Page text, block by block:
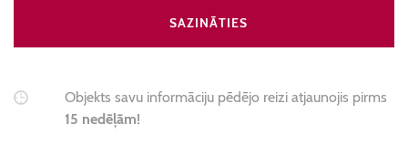
SAZINĀTIES
Objekts savu informāciju pēdējo reizi atjaunojis pirms
15 nedēļām!